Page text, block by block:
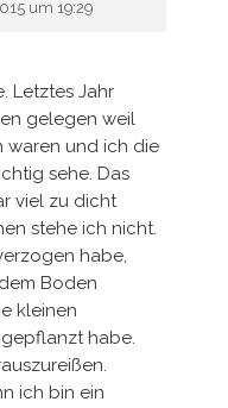
um 19:29
Letztes Jahr
gelegen weil
waren und ich die
sehe. Das
viel zu dicht
stehe ich nicht.
habe,
Boden
kleinen
habe.
ich bin ein